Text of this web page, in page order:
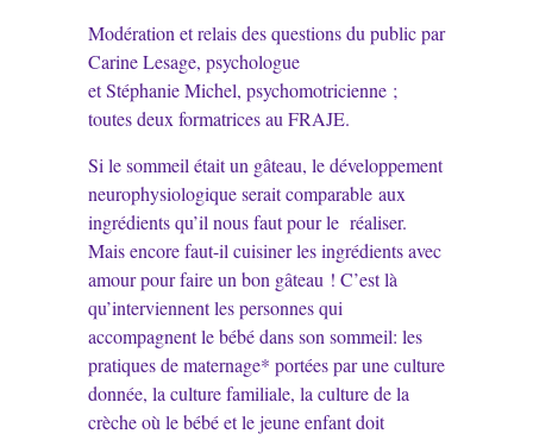
Modération et relais des questions du public par
Carine Lesage, psychologue
et Stéphanie Michel, psychomotricienne ;
toutes deux formatrices au FRAJE.
Si le sommeil était un gâteau, le développement
neurophysiologique serait comparable aux
ingrédients qu’il nous faut pour le réaliser.
Mais encore faut-il cuisiner les ingrédients avec
amour pour faire un bon gâteau ! C’est là
qu’interviennent les personnes qui
accompagnent le bébé dans son sommeil: les
pratiques de maternage* portées par une culture
donnée, la culture familiale, la culture de la
crèche où le bébé et le jeune enfant doit